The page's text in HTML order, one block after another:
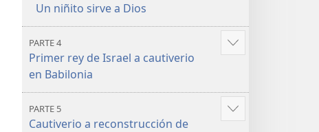
Un niñito sirve a Dios
PARTE 4
Primer rey de Israel a cautiverio
en Babilonia
Mostrar
PARTE 5
Cautiverio a reconstrucción de
Mostrar